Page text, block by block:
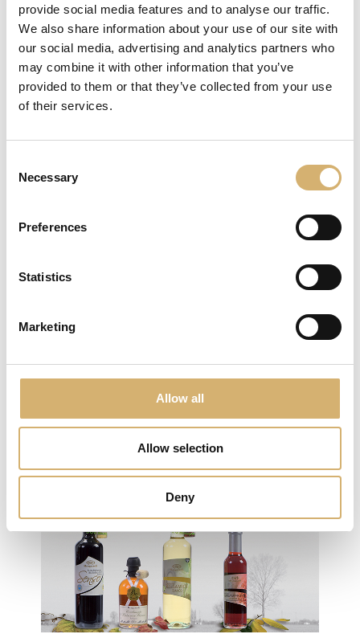
provide social media features and to analyse our traffic.
We also share information about your use of our site with
our social media, advertising and analytics partners who
may combine it with other information that you’ve
provided to them or that they’ve collected from your use
of their services.
Selection
Necessary
Preferences
Statistics
Marketing
Allow all
Allow selection
Deny
04.02.2019
"Das Detail" ist die Exklusivität,
Emotionen zu geben
wurde beim Festival Olio Officina 2019
Acetificio Mengazzoli dankt der
Jury des Olio Officina Festival
2019